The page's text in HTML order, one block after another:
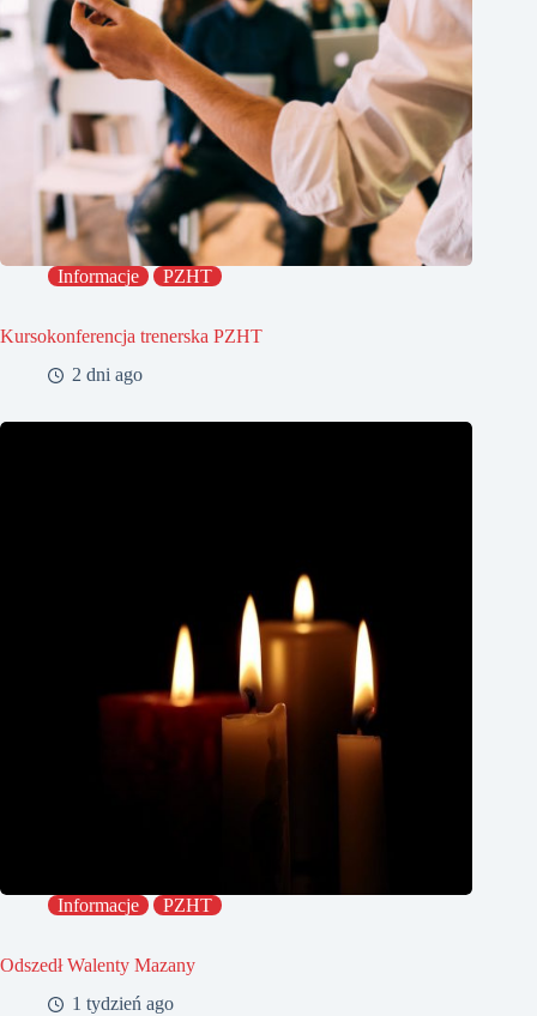
Informacje PZHT
Kursokonferencja trenerska PZHT
2 dni ago
Informacje PZHT
Odszedł Walenty Mazany
1 tydzień ago